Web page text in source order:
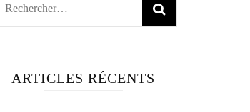
Rechercher :
ARTICLES RÉCENTS